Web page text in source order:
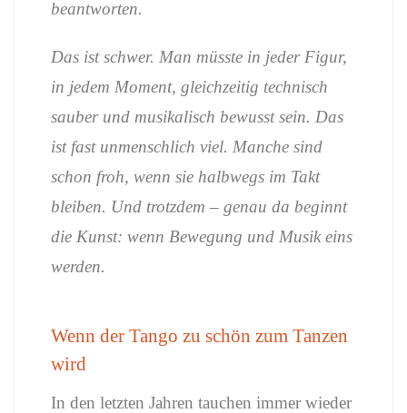
beantworten.
Das ist schwer. Man müsste in jeder Figur,
in jedem Moment, gleichzeitig technisch
sauber und musikalisch bewusst sein. Das
ist fast unmenschlich viel. Manche sind
schon froh, wenn sie halbwegs im Takt
bleiben. Und trotzdem – genau da beginnt
die Kunst: wenn Bewegung und Musik eins
werden.
Wenn der Tango zu schön zum Tanzen
wird
In den letzten Jahren tauchen immer wieder